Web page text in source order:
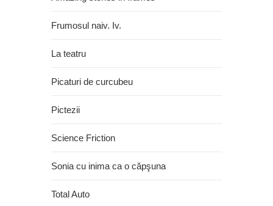
Frumosul naiv. Iv.
La teatru
Picaturi de curcubeu
Pictezii
Science Friction
Sonia cu inima ca o căpşuna
Total Auto